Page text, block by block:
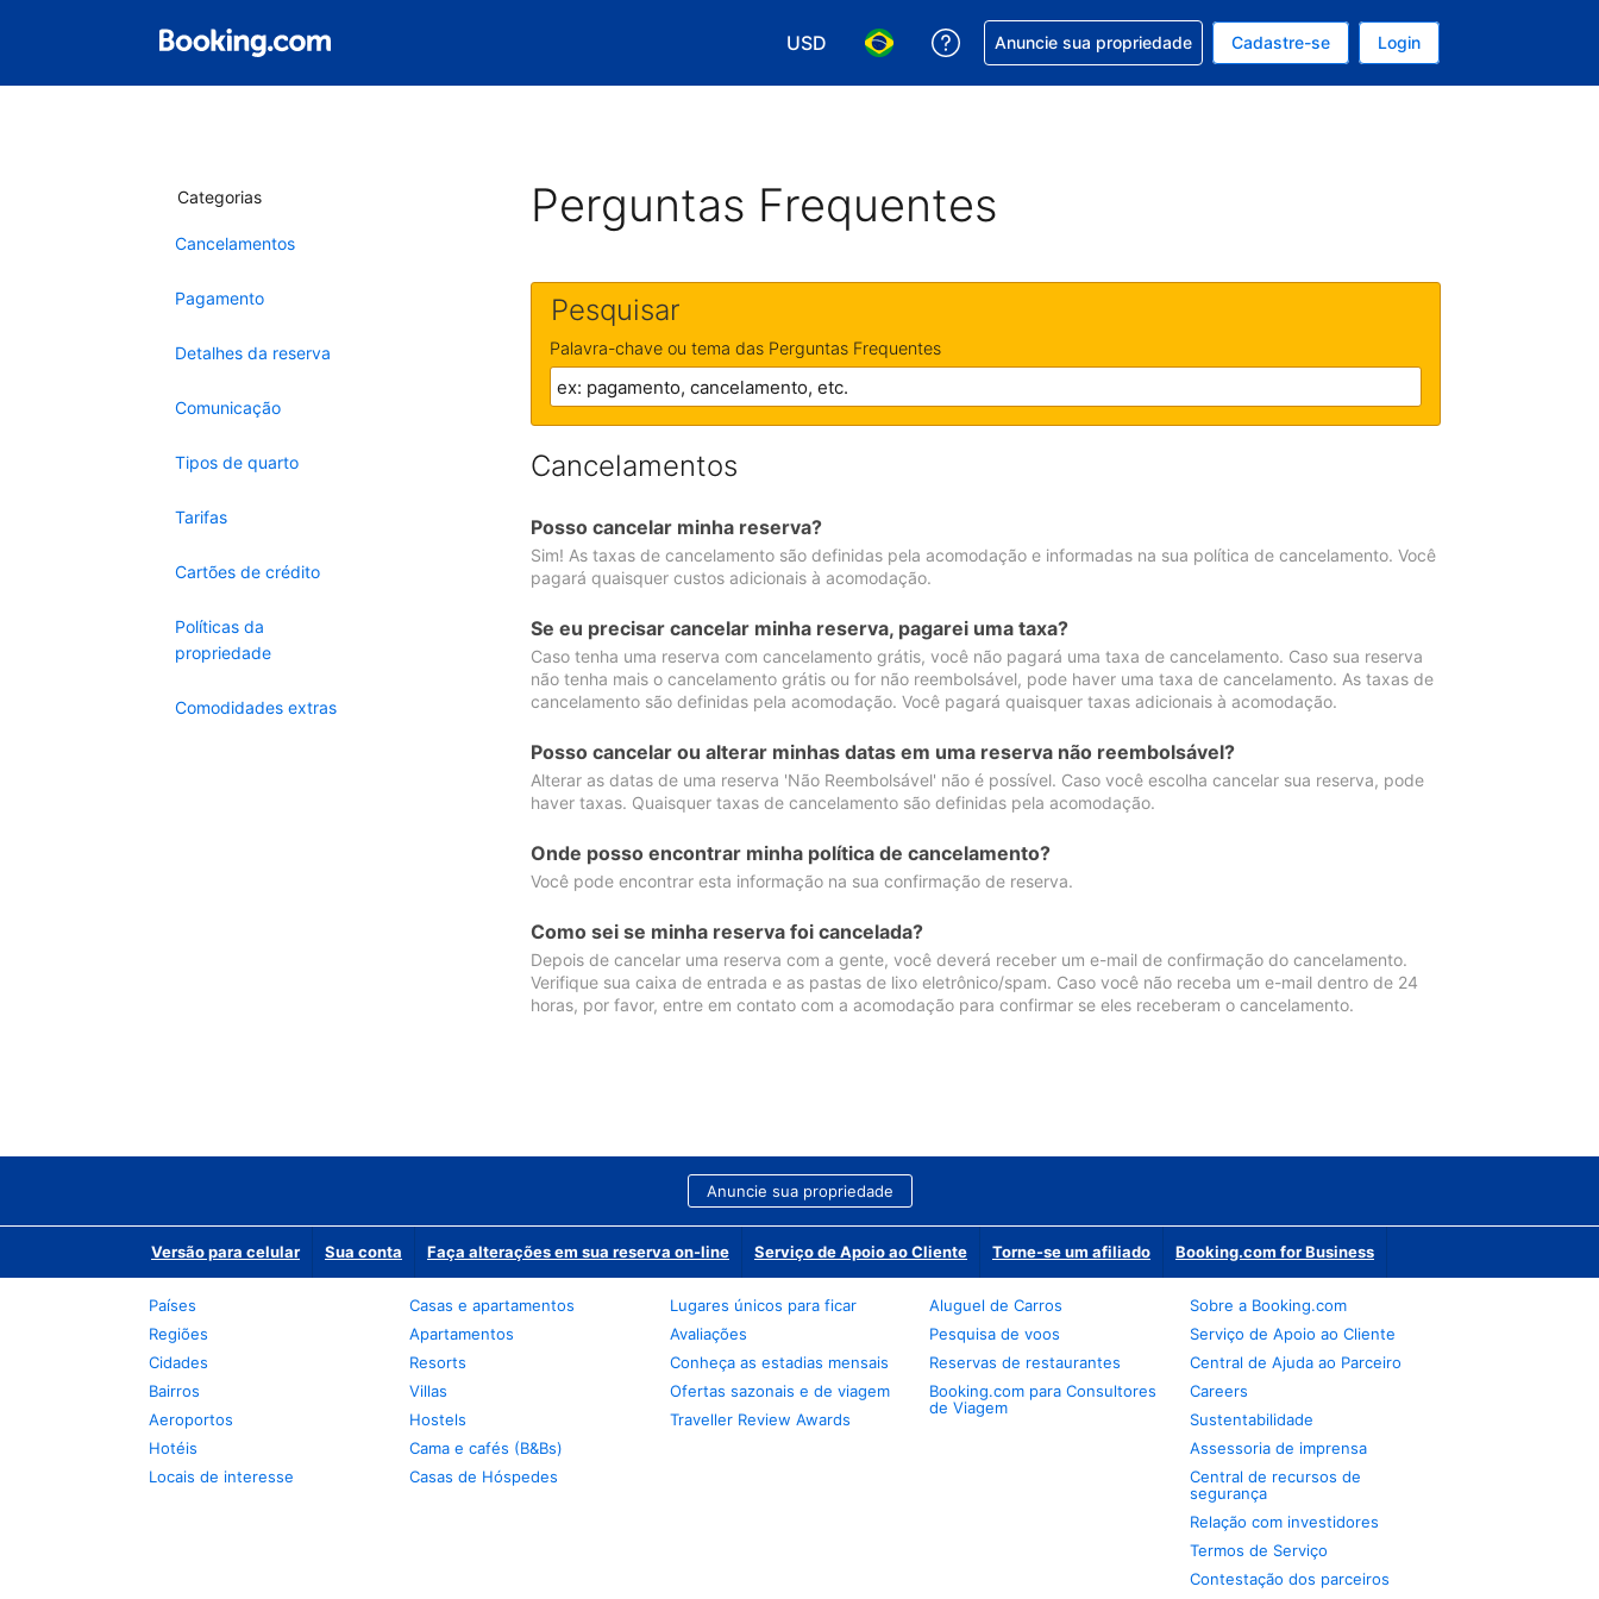
USD
Escolha sua moeda. Atualmente, sua moeda é: Dólar americano
Escolha seu idioma. Atualmente, seu idioma é: Português (Brasil)
Receber ajuda com sua reserva
Anuncie sua propriedade Cadastre-se Login
Categorias
Cancelamentos
Pagamento
Detalhes da reserva
Comunicação
Tipos de quarto
Tarifas
Cartões de crédito
Políticas da
propriedade
Comodidades extras
Perguntas Frequentes
Pesquisar
Palavra-chave ou tema das Perguntas Frequentes
Cancelamentos
Posso cancelar minha reserva?
Sim! As taxas de cancelamento são definidas pela acomodação e informadas na sua política de cancelamento. Você
pagará quaisquer custos adicionais à acomodação.
Se eu precisar cancelar minha reserva, pagarei uma taxa?
Caso tenha uma reserva com cancelamento grátis, você não pagará uma taxa de cancelamento. Caso sua reserva
não tenha mais o cancelamento grátis ou for não reembolsável, pode haver uma taxa de cancelamento. As taxas de
cancelamento são definidas pela acomodação. Você pagará quaisquer taxas adicionais à acomodação.
Posso cancelar ou alterar minhas datas em uma reserva não reembolsável?
Alterar as datas de uma reserva 'Não Reembolsável' não é possível. Caso você escolha cancelar sua reserva, pode
haver taxas. Quaisquer taxas de cancelamento são definidas pela acomodação.
Onde posso encontrar minha política de cancelamento?
Você pode encontrar esta informação na sua confirmação de reserva.
Como sei se minha reserva foi cancelada?
Depois de cancelar uma reserva com a gente, você deverá receber um e-mail de confirmação do cancelamento.
Verifique sua caixa de entrada e as pastas de lixo eletrônico/spam. Caso você não receba um e-mail dentro de 24
horas, por favor, entre em contato com a acomodação para confirmar se eles receberam o cancelamento.
Anuncie sua propriedade
Versão para celular Sua conta Faça alterações em sua reserva on-line Serviço de Apoio ao Cliente Torne-se um afiliado Booking.com for Business
Países
Regiões
Cidades
Bairros
Aeroportos
Hotéis
Locais de interesse
Casas e apartamentos
Apartamentos
Resorts
Villas
Hostels
Cama e cafés (B&Bs)
Casas de Hóspedes
Lugares únicos para ficar
Avaliações
Conheça as estadias mensais
Ofertas sazonais e de viagem
Traveller Review Awards
Aluguel de Carros
Pesquisa de voos
Reservas de restaurantes
Booking.com para Consultores
de Viagem
Sobre a Booking.com
Serviço de Apoio ao Cliente
Central de Ajuda ao Parceiro
Careers
Sustentabilidade
Assessoria de imprensa
Central de recursos de
segurança
Relação com investidores
Termos de Serviço
Contestação dos parceiros